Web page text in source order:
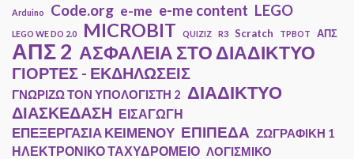
Arduino Code.org e-me e-me content LEGO
LEGO WE DO 2.0 MICROBIT QUIZIZ R3 Scratch TPBOT ΑΠΣ
ΑΠΣ 2 ΑΣΦΑΛΕΙΑ ΣΤΟ ΔΙΑΔΙΚΤΥΟ
ΓΙΟΡΤΕΣ - ΕΚΔΗΛΩΣΕΙΣ
ΓΝΩΡΙΖΩ ΤΟΝ ΥΠΟΛΟΓΙΣΤΗ 2 ΔΙΑΔΙΚΤΥΟ
ΔΙΑΣΚΕΔΑΣΗ ΕΙΣΑΓΩΓΗ
ΕΠΕΞΕΡΓΑΣΙΑ ΚΕΙΜΕΝΟΥ ΕΠΙΠΕΔΑ ΖΩΓΡΑΦΙΚΗ 1
ΗΛΕΚΤΡΟΝΙΚΟ ΤΑΧΥΔΡΟΜΕΙΟ ΛΟΓΙΣΜΙΚΟ